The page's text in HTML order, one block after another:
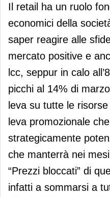
Il retail ha un ruolo
economici della
saper reagire alle
mercato positive e
lcc, seppur in calo
picchi al 14% di
leva su tutte le
leva promozionale
strategicamente
che manterrà nei
“Prezzi bloccati” di
infatti a sommarsi a